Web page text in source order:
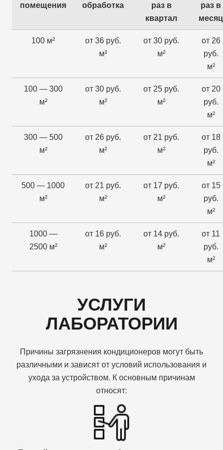
помещения
обработка
раз в
квартал
раз в
месяц
100 м²
от 36 руб.
м²
от 30 руб.
м²
от 26
руб.
м²
100 — 300
м²
от 30 руб.
м²
от 25 руб.
м²
от 20
руб.
м²
300 — 500
м²
от 26 руб.
м²
от 21 руб.
м²
от 18
руб.
м²
500 — 1000
м²
от 21 руб.
м²
от 17 руб.
м²
от 15
руб.
м²
1000 —
2500 м²
от 16 руб.
м²
от 14 руб.
м²
от 11
руб.
м²
УСЛУГИ
ЛАБОРАТОРИИ
Причины загрязнения кондиционеров могут быть
различными и зависят от условий использования и
ухода за устройством. К основным причинам
относят: